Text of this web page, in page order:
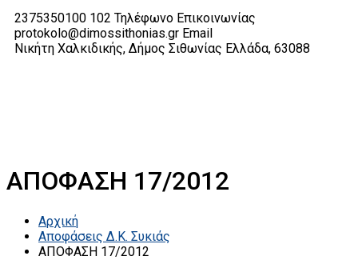
2375350100 102 Τηλέφωνο Επικοινωνίας
protokolo@dimossithonias.gr Email
Νικήτη Χαλκιδικής, Δήμος Σιθωνίας Ελλάδα, 63088
ΑΠΟΦΑΣΗ 17/2012
Αρχική
Αποφάσεις Δ.Κ. Συκιάς
ΑΠΟΦΑΣΗ 17/2012